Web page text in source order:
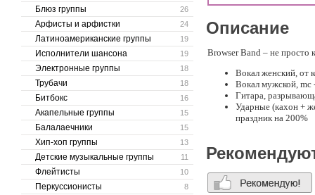
26
Блюз группы
24
Арфисты и арфистки
19
Латиноамериканские группы
19
Исполнители шансона
18
Электронные группы
18
Трубачи
16
Битбокс
15
Акапельные группы
15
Балалаечники
13
Хип-хоп группы
11
Детские музыкальные группы
10
Флейтисты
8
Перкуссионисты
Описание
Browser Band – не просто
Вокал женский, от
Вокал мужской, mc
Гитара,
Ударные (кахон +
праздник на 200%
Ваши гости не
Танцпол полон от
После